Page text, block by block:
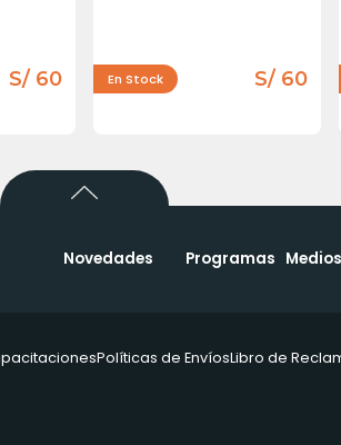
S/ 60 En Stock S/ 60
Novedades Programas
Políticas de EnvíosLibro de